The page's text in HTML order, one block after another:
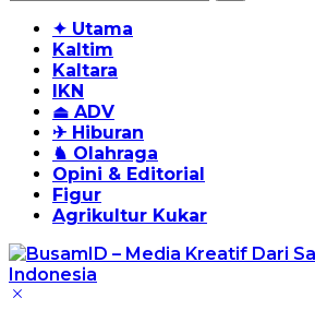
✦ Utama
Kaltim
Kaltara
IKN
⏏ ADV
✈ Hiburan
♞ Olahraga
Opini & Editorial
Figur
Agrikultur Kukar